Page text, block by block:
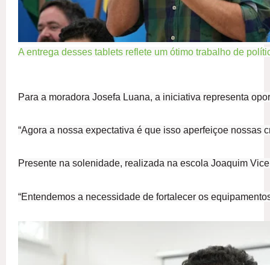
A entrega desses tablets reflete um ótimo trabalho de
Para a moradora Josefa Luana, a iniciativa representa
“Agora a nossa expectativa é que isso aperfeiçoe nossas
Presente na solenidade, realizada na escola Joaquim
“Entendemos a necessidade de fortalecer os